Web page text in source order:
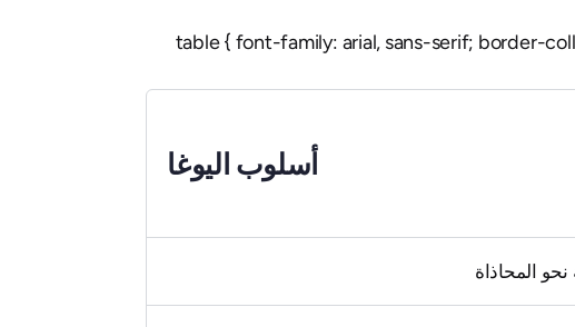
table { font-family: arial, sans-serif; border-
أسلوب اليوغا
نحو المحاذاة